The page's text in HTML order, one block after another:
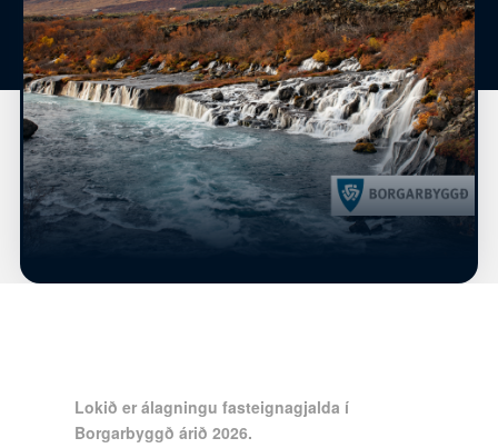
Lokið er álagningu fasteignagjalda í
Borgarbyggð árið 2026.